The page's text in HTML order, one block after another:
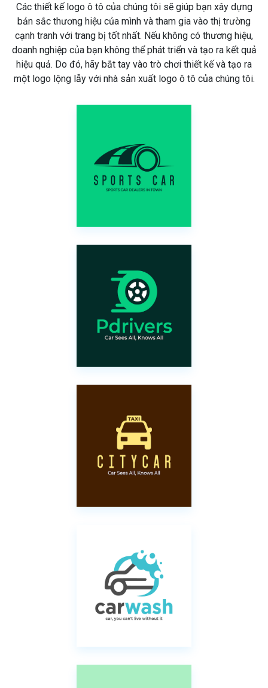
Các thiết kế logo ô tô của chúng tôi sẽ giúp bạn xây dựng
bản sắc thương hiệu của mình và tham gia vào thị trường
cạnh tranh với trang bị tốt nhất. Nếu không có thương hiệu,
doanh nghiệp của bạn không thể phát triển và tạo ra kết quả
hiệu quả. Do đó, hãy bắt tay vào trò chơi thiết kế và tạo ra
một logo lộng lẫy với nhà sản xuất logo ô tô của chúng tôi.